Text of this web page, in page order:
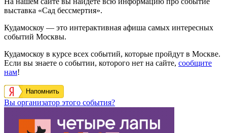
выставка «Сад бессмертия».
Кудамоскоу — это интерактивная афиша самых интересных
событий Москвы.
Кудамоскоу в курсе всех событий, которые пройдут в Москве.
Если вы знаете о событии, которого нет на сайте, сообщите
нам!
Напомнить
Вы организатор этого события?